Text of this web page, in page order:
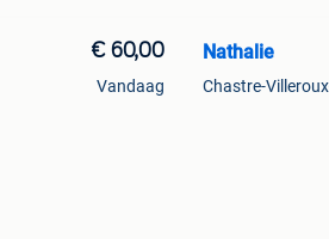
€ 60,00
Vandaag
Nathalie